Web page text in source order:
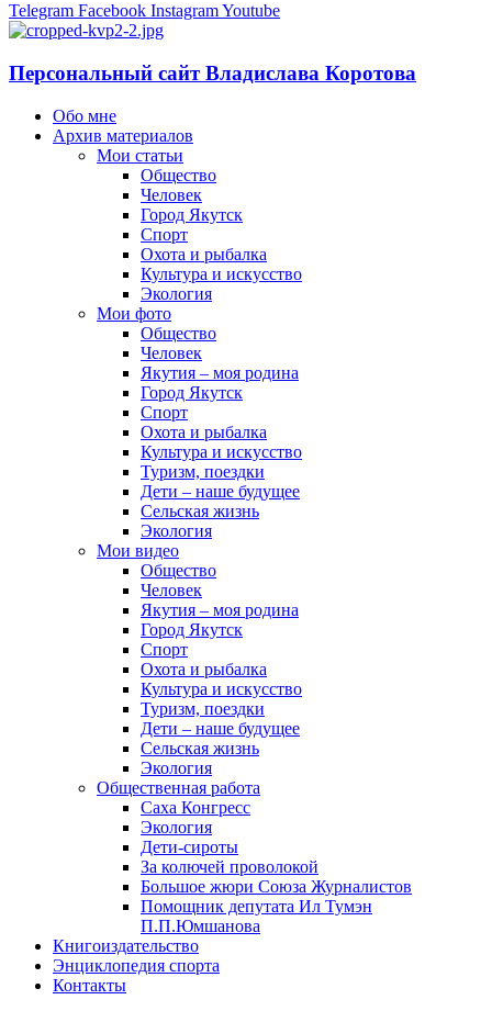
Telegram Facebook InstagramYoutube
Персональный сайт Владислава Коротова
Обо мне
Архив материалов
Мои статьи
Общество
Человек
Город Якутск
Спорт
Охота и рыбалка
Культура и искусство
Экология
Мои фото
Общество
Человек
Якутия – моя родина
Город Якутск
Спорт
Охота и рыбалка
Культура и искусство
Туризм, поездки
Дети – наше будущее
Сельская жизнь
Экология
Мои видео
Общество
Человек
Якутия – моя родина
Город Якутск
Спорт
Охота и рыбалка
Культура и искусство
Туризм, поездки
Дети – наше будущее
Сельская жизнь
Экология
Общественная работа
Саха Конгресс
Экология
Дети-сироты
За колючей проволокой
Большое жюри Союза Журналистов
Помощник депутата Ил Тумэн
П.П.Юмшанова
Книгоиздательство
Энциклопедия спорта
Контакты